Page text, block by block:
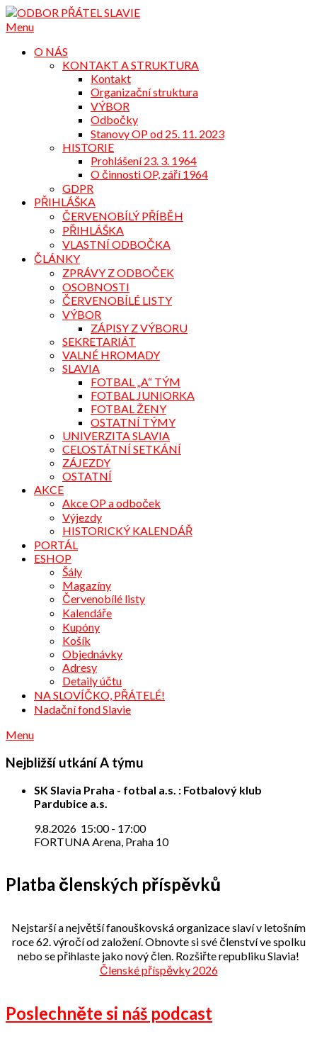
Přejdi
na
Menu
O NÁS
KONTAKT A STRUKTURA
Kontakt
Organizační struktura
VÝBOR
Odbočky
Stanovy OP od 25. 11. 2023
HISTORIE
Prohlášení 23. 3. 1964
O činnosti OP, září 1964
GDPR
PŘIHLÁŠKA
ČERVENOBÍLÝ PŘÍBĚH
PŘIHLÁŠKA
VLASTNÍ ODBOČKA
ČLÁNKY
ZPRÁVY Z ODBOČEK
OSOBNOSTI
ČERVENOBÍLÉ LISTY
VÝBOR
ZÁPISY Z VÝBORU
SEKRETARIÁT
VALNÉ HROMADY
SLAVIA
FOTBAL „A“ TÝM
FOTBAL JUNIORKA
FOTBAL ŽENY
OSTATNÍ TÝMY
UNIVERZITA SLAVIA
CELOSTÁTNÍ SETKÁNÍ
ZÁJEZDY
OSTATNÍ
AKCE
Akce OP a odboček
Výjezdy
HISTORICKÝ KALENDÁŘ
PORTÁL
ESHOP
Šály
Magazíny
Červenobílé listy
Kalendáře
Kupóny
Košík
Objednávky
Adresy
Detaily účtu
NA SLOVÍČKO, PŘÁTELÉ!
Nadační fond Slavie
Menu
Nejbližší utkání A týmu
SK Slavia Praha - fotbal a.s. : Fotbalový klub
Pardubice a.s.
9.8.2026 15:00- 17:00
FORTUNA Arena, Praha 10
Platba členských příspěvků
Nejstarší a největší fanouškovská organizace slaví v letošním
roce 62. výročí od založení. Obnovte si své členství ve spolku
nebo se přihlaste jako nový člen. Rozšiřte republiku Slavia!
Členské příspěvky 2026
Poslechněte si náš podcast